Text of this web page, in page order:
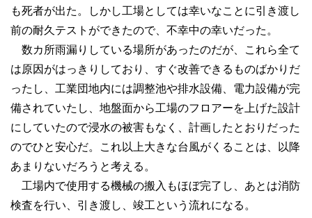
も死者が出た。しかし工場としては幸いなことに引き渡し
前の耐久テストができたので、不幸中の幸いだった。
数カ所雨漏りしている場所があったのだが、これら全て
は原因がはっきりしており、すぐ改善できるものばかりだ
ったし、工業団地内には調整池や排水設備、電力設備が完
備されていたし、地盤面から工場のフロアーを上げた設計
にしていたので浸水の被害もなく、計画したとおりだった
のでひと安心だ。これ以上大きな台風がくることは、以降
あまりないだろうと考える。
工場内で使用する機械の搬入もほぼ完了し、あとは消防
検査を行い、引き渡し、竣工という流れになる。